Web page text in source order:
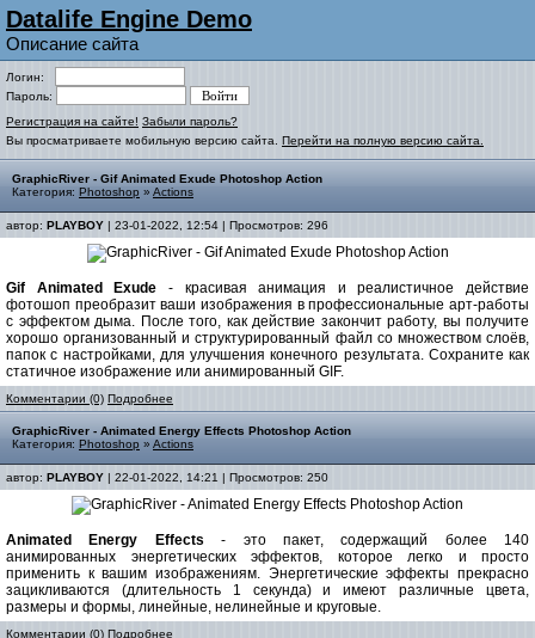
Datalife Engine Demo
Описание сайта
Логин:
Пароль:
Регистрация на сайте! Забыли пароль?
Вы просматриваете мобильную версию сайта. Перейти на полную версию сайта.
GraphicRiver - Gif Animated Exude Photoshop Action
Категория: Photoshop » Actions
автор: PLAYBOY | 23-01-2022, 12:54 | Просмотров: 296
Gif Animated Exude - красивая анимация и реалистичное действие
фотошоп преобразит ваши изображения в профессиональные арт-работы
с эффектом дыма. После того, как действие закончит работу, вы получите
хорошо организованный и структурированный файл со множеством слоёв,
папок с настройками, для улучшения конечного результата. Сохраните как
статичное изображение или анимированный GIF.
Комментарии (0) Подробнее
GraphicRiver - Animated Energy Effects Photoshop Action
Категория: Photoshop » Actions
автор: PLAYBOY | 22-01-2022, 14:21 | Просмотров: 250
Animated Energy Effects - это пакет, содержащий более 140
анимированных энергетических эффектов, которое легко и просто
применить к вашим изображениям. Энергетические эффекты прекрасно
зацикливаются (длительность 1 секунда) и имеют различные цвета,
размеры и формы, линейные, нелинейные и круговые.
Комментарии (0) Подробнее